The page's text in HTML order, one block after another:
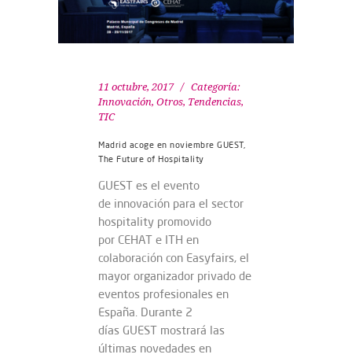
11 octubre, 2017
Categoría:
Innovación, Otros, Tendencias,
TIC
Madrid acoge en noviembre GUEST,
The Future of Hospitality
GUEST es el evento
de innovación para el sector
hospitality promovido
por CEHAT e ITH en
colaboración con Easyfairs, el
mayor organizador privado de
eventos profesionales en
España. Durante 2
días GUEST mostrará las
últimas novedades en